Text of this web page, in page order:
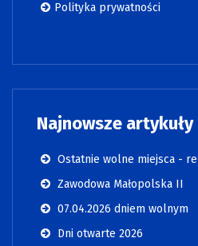
Polityka prywatności
Najnowsze artykuły
Ostatnie wolne miejsca -
Zawodowa Małopolska II
07.04.2026 dniem wolnym
Dni otwarte 2026